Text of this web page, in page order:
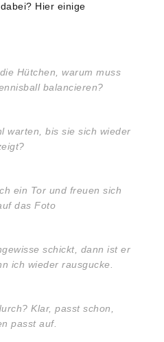
Hier einige
Hütchen, warum muss
balancieren?
warten, bis sie sich wieder
ein Tor und freuen sich
das Foto
schickt, dann ist er
ich wieder rausgucke.
Klar, passt schon,
passt auf.